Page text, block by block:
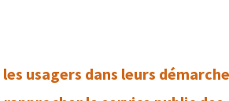
usagers dans leurs